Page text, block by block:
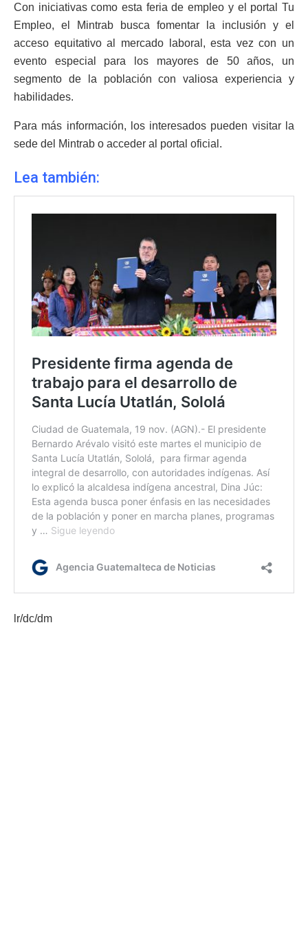
Con iniciativas como esta feria de empleo y el portal Tu
Empleo, el Mintrab busca fomentar la inclusión y el
acceso equitativo al mercado laboral, esta vez con un
evento especial para los mayores de 50 años, un
segmento de la población con valiosa experiencia y
habilidades.
Para más información, los interesados pueden visitar la
sede del Mintrab o acceder al portal oficial.
Lea también:
lr/dc/dm